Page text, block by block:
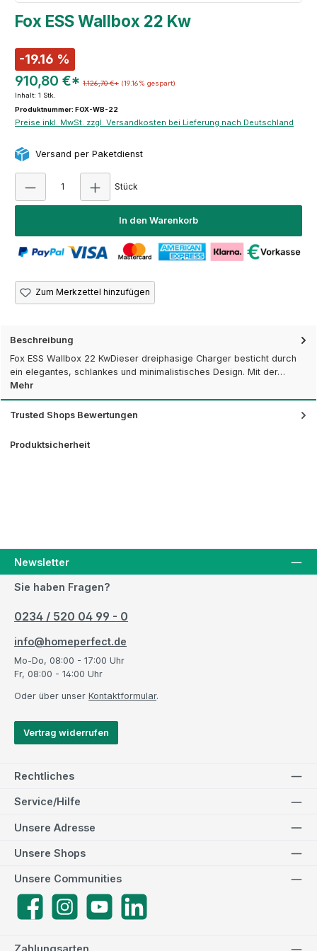
Fox ESS Wallbox 22 Kw
-19.16 %
910,80 €* 1.126,70 €* (19.16% gespart)
Inhalt: 1 Stk.
Produktnummer: FOX-WB-22
Preise inkl. MwSt. zzgl. Versandkosten bei Lieferung nach Deutschland
Versand per Paketdienst
Stück
In den Warenkorb
Zum Merkzettel hinzufügen
Beschreibung
Fox ESS Wallbox 22 KwDieser dreiphasige Charger besticht durch
ein elegantes, schlankes und minimalistisches Design. Mit der…
Mehr
Trusted Shops Bewertungen
Produktsicherheit
Newsletter
Sie haben Fragen?
0234 / 520 04 99 - 0
info@homeperfect.de
Mo-Do, 08:00 - 17:00 Uhr
Fr, 08:00 - 14:00 Uhr
Oder über unser Kontaktformular.
Vertrag widerrufen
Rechtliches
Service/Hilfe
Unsere Adresse
Unsere Communities
FacebookInstagramYouTube
Unsere Shops